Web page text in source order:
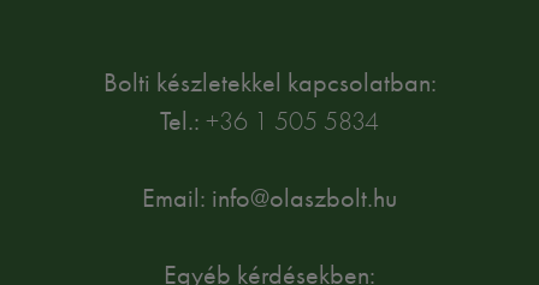
Bolti készletekkel kapcsolatban:
Tel.: +36 1 505 5834
Email: info@olaszbolt.hu
Egyéb kérdésekben: